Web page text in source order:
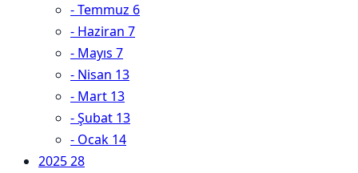
-Temmuz 6
- Haziran 7
- Mayıs 7
- Nisan 13
- Mart 13
-Şubat 13
- Ocak 14
202528